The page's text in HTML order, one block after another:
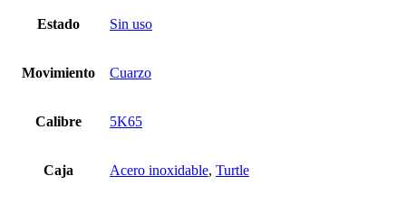
Estado Sin uso
Movimiento Cuarzo
Calibre 5K65
Caja Acero inoxidable, Turtle